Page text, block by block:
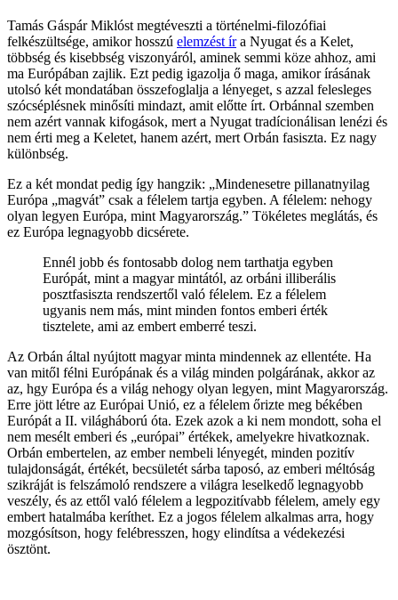
Tamás Gáspár Miklóst megtéveszti a történelmi-filozófiai
felkészültsége, amikor hosszú elemzést íra Nyugat és a Kelet,
többség és kisebbség viszonyáról, aminek semmi köze ahhoz, ami
ma Európában zajlik. Ezt pedig igazolja ő maga, amikor írásának
utolsó két mondatában összefoglalja a lényeget, s azzal felesleges
szócséplésnek minősíti mindazt, amit előtte írt. Orbánnal szemben
nem azért vannak kifogások, mert a Nyugat tradícionálisan lenézi és
nem érti meg a Keletet, hanem azért, mert Orbán fasiszta. Ez nagy
különbség.
Ez a két mondat pedig így hangzik: „Mindenesetre pillanatnyilag
Európa „magvát” csak a félelem tartja egyben. A félelem: nehogy
olyan legyen Európa, mint Magyarország.” Tökéletes meglátás, és
ez Európa legnagyobb dicsérete.
Ennél jobb és fontosabb dolog nem tarthatja egyben
Európát, mint a magyar mintától, az orbáni illiberális
posztfasiszta rendszertől való félelem. Ez a félelem
ugyanis nem más, mint minden fontos emberi érték
tisztelete, ami az embert emberré teszi.
Az Orbán által nyújtott magyar minta mindennek az ellentéte. Ha
van mitől félni Európának és a világ minden polgárának, akkor az
az, hgy Európa és a világ nehogy olyan legyen, mint Magyarország.
Erre jött létre az Európai Unió, ez a félelem őrizte meg békében
Európát a II. világháború óta. Ezek azok a ki nem mondott, soha el
nem mesélt emberi és „európai” értékek, amelyekre hivatkoznak.
Orbán embertelen, az ember nembeli lényegét, minden pozitív
tulajdonságát, értékét, becsületét sárba taposó, az emberi méltóság
szikráját is felszámoló rendszere a világra leselkedő legnagyobb
veszély, és az ettől való félelem a legpozitívabb félelem, amely egy
embert hatalmába keríthet. Ez a jogos félelem alkalmas arra, hogy
mozgósítson, hogy felébresszen, hogy elindítsa a védekezési
ösztönt.